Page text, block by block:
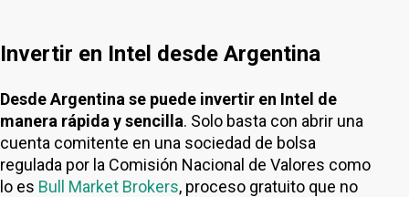
Invertir en Intel desde Argentina
Desde Argentina se puede invertir en Intel de
manera rápida y sencilla. Solo basta con abrir una
cuenta comitente en una sociedad de bolsa
regulada por la Comisión Nacional de Valores como
lo es Bull Market Brokers, proceso gratuito que no